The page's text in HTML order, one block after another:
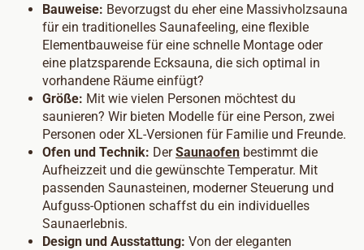
Bauweise: Bevorzugst du eher eine Massivholzsauna
für ein traditionelles Saunafeeling, eine flexible
Elementbauweise für eine schnelle Montage oder
eine platzsparende Ecksauna, die sich optimal in
vorhandene Räume einfügt?
Größe: Mit wie vielen Personen möchtest du
saunieren? Wir bieten Modelle für eine Person, zwei
Personen oder XL-Versionen für Familie und Freunde.
Ofen und Technik: DerSaunaofen bestimmt die
Aufheizzeit und die gewünschte Temperatur. Mit
passenden Saunasteinen, moderner Steuerung und
Aufguss-Optionen schaffst du ein individuelles
Saunaerlebnis.
Design und Ausstattung: Von der eleganten